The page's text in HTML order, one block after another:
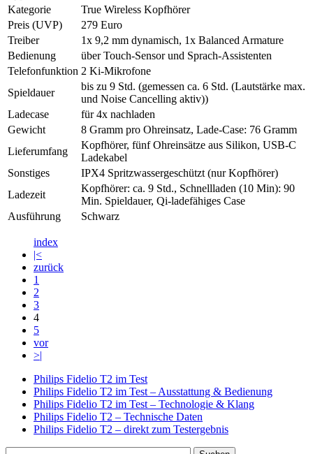
Kategorie
True Wireless Kopfhörer
Preis (UVP)
279 Euro
Treiber
1x 9,2 mm dynamisch, 1x Balanced Armature
Bedienung
über Touch-Sensor und Sprach-Assistenten
Telefonfunktion 2 Ki-Mikrofone
Spieldauer
bis zu 9 Std. (gemessen ca. 6 Std. (Lautstärke max.
und Noise Cancelling aktiv))
Ladecase
für 4x nachladen
Gewicht
8 Gramm pro Ohreinsatz, Lade-Case: 76 Gramm
Lieferumfang
Kopfhörer, fünf Ohreinsätze aus Silikon, USB-C
Ladekabel
Sonstiges
IPX4 Spritzwassergeschützt (nur Kopfhörer)
Ladezeit
Kopfhörer: ca. 9 Std., Schnellladen (10 Min): 90
Min. Spieldauer, Qi-ladefähiges Case
Ausführung
Schwarz
index
|<
zurück
1
2
3
4
5
vor
>|
Philips Fidelio T2 im Test
Philips Fidelio T2 im Test – Ausstattung & Bedienung
Philips Fidelio T2 im Test – Technologie & Klang
Philips Fidelio T2 – Technische Daten
Philips Fidelio T2 – direkt zum Testergebnis